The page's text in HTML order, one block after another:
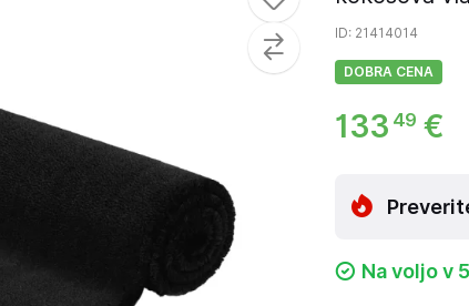
ID: 21414014
DOBRA CENA
133 49 €
Na voljo v